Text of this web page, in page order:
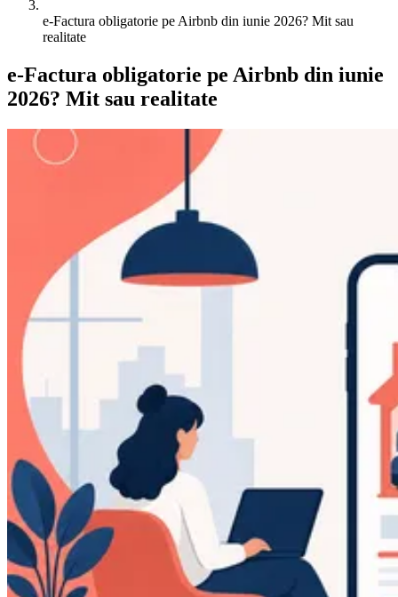
e-Factura obligatorie pe Airbnb din iunie 2026? Mit sau
realitate
e-Factura obligatorie pe Airbnb din iunie
2026? Mit sau realitate